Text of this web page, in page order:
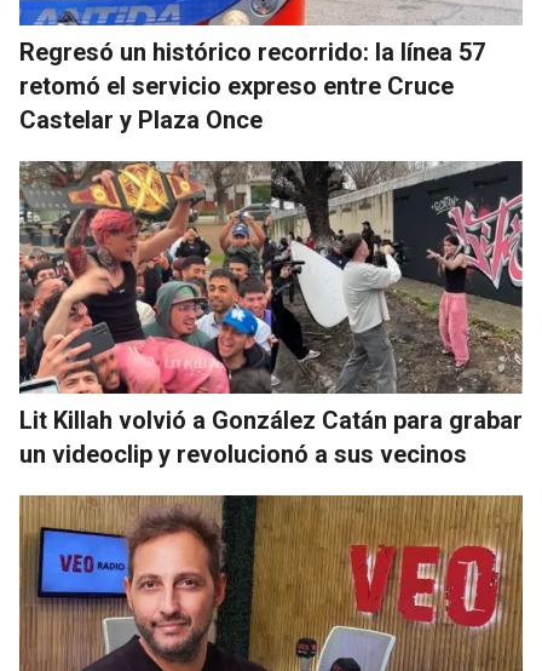
Regresó un histórico recorrido: la línea 57
retomó el servicio expreso entre Cruce
Castelar y Plaza Once
Lit Killah volvió a González Catán para grabar
un videoclip y revolucionó a sus vecinos